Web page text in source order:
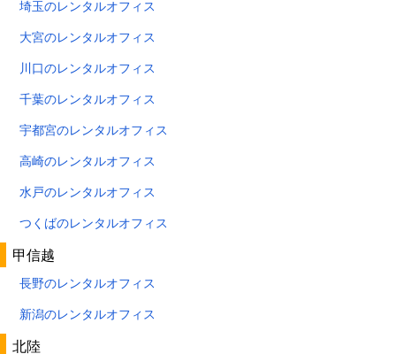
埼玉のレンタルオフィス
大宮のレンタルオフィス
川口のレンタルオフィス
千葉のレンタルオフィス
宇都宮のレンタルオフィス
高崎のレンタルオフィス
水戸のレンタルオフィス
つくばのレンタルオフィス
甲信越
長野のレンタルオフィス
新潟のレンタルオフィス
北陸